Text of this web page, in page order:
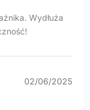
Wydłuża
02/06/2025